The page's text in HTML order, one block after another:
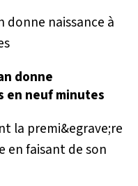
donne
en neuf minutes